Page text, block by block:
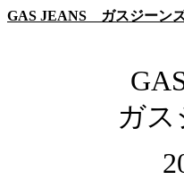
GAS JEANS ガスジーン
ガ